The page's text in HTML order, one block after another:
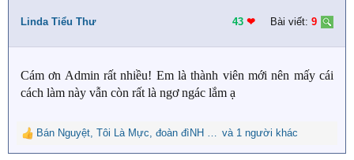
i
n
:
Linda Tiểu Thư 43 ❤︎ Bài viết: 9
Cám ơn Admin rất nhiều! Em là thành viên mới nên mấy cái
cách làm này vẫn còn rất là ngơ ngác lắm ạ
R
e
Bán Nguyệt, Tôi Là Mực, đoàn đìNH DUY và 1 người khác